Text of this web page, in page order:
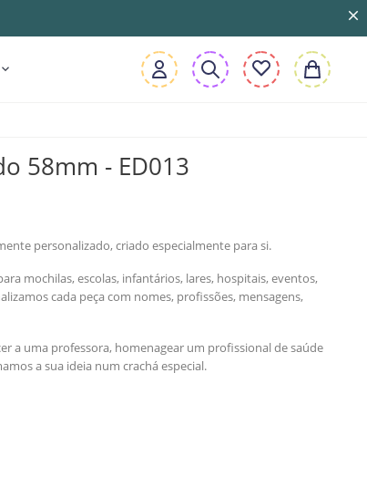

58mm - ED013
personalizado, criado especialmente para si.
mochilas, escolas, infantários, lares, hospitais, eventos,
cada peça com nomes, profissões, mensagens,
a uma professora, homenagear um profissional de saúde
a sua ideia num crachá especial.